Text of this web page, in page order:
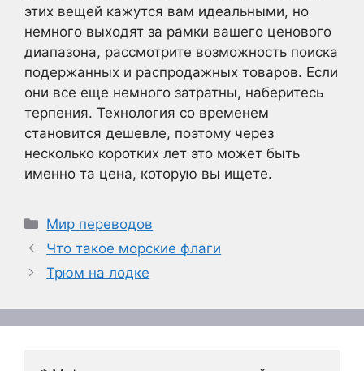
этих вещей кажутся вам идеальными, но
немного выходят за рамки вашего ценового
диапазона, рассмотрите возможность поиска
подержанных и распродажных товаров. Если
они все еще немного затратны, наберитесь
терпения. Технология со временем
становится дешевле, поэтому через
несколько коротких лет это может быть
именно та цена, которую вы ищете.
Рубрики
Мир переводов
Что такое морские флаги
Трюм на лодке